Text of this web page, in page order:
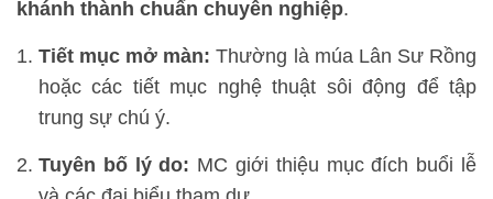
khánh thành chuẩn chuyên nghiệp.
Tiết mục mở màn: Thường là múa Lân Sư Rồng
hoặc các tiết mục nghệ thuật sôi động để tập
trung sự chú ý.
Tuyên bố lý do: MC giới thiệu mục đích buổi lễ